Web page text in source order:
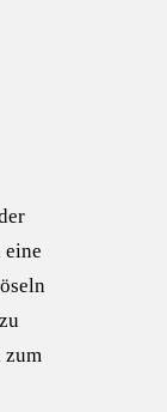
eine
zum